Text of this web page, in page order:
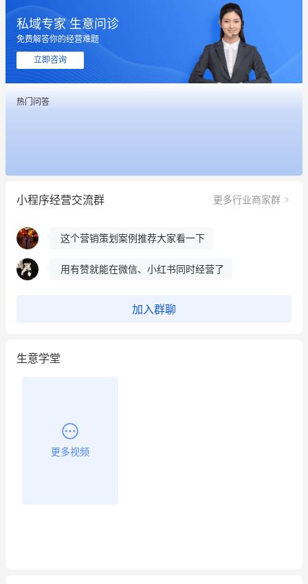
私域专家 生意问诊
免费解答你的经营难题
立即咨询
热门问答
小程序经营交流群 更多行业商家群
这个营销策划案例推荐大家看一下
昨晚的直播课程太好啦❤️
冰墩墩货源充足需要的联系我
这个营销策划案例推荐大家看一下
用有赞就能在微信、小红书同时经营了
加入群聊
生意学堂
更多视频